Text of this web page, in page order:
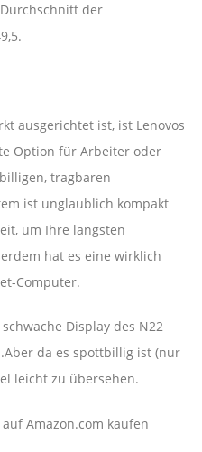
der
ausgerichtet ist, ist Lenovos
Option für Arbeiter oder
tragbaren
ist unglaublich kompakt
um Ihre längsten
hat es eine wirklich
Computer.
Display des N22
da es spottbillig ist (nur
leicht zu übersehen.
Amazon.com kaufen